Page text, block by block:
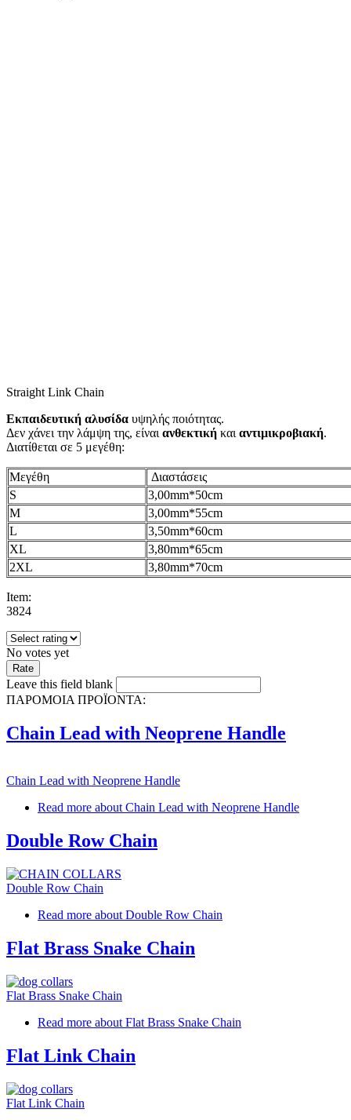
Straight Link Chain
Εκπαιδευτική αλυσίδα υψηλής ποιότητας.
Δεν χάνει την λάμψη της, είναι ανθεκτική και αντιμικροβιακή.
Διατίθεται σε 5 μεγέθη:
Μεγέθη
Διαστάσεις
S
3,00mm*50cm
M
3,00mm*55cm
L
3,50mm*60cm
XL
3,80mm*65cm
2XL
3,80mm*70cm
Item:
3824
No votes yet
Leave this field blank
ΠΑΡΟΜΟΙΑ ΠΡΟΪΟΝΤΑ:
Chain Lead with Neoprene Handle
Chain Lead with Neoprene Handle
Read more about Chain Lead with Neoprene Handle
Double Row Chain
Double Row Chain
Read more about Double Row Chain
Flat Brass Snake Chain
Flat Brass Snake Chain
Read more about Flat Brass Snake Chain
Flat Link Chain
Flat Link Chain